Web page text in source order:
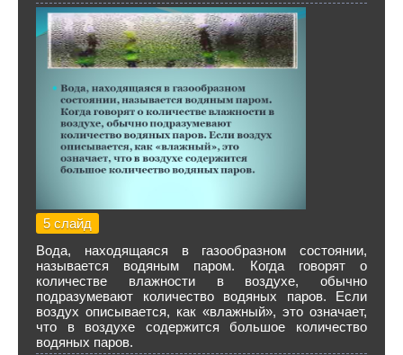
5 слайд
Вода, находящаяся в газообразном состоянии,
называется водяным паром. Когда говорят о
количестве влажности в воздухе, обычно
подразумевают количество водяных паров. Если
воздух описывается, как «влажный», это означает,
что в воздухе содержится большое количество
водяных паров.